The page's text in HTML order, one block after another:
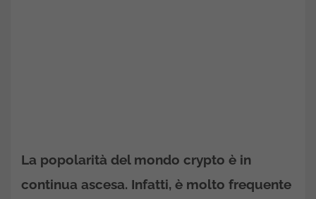
La popolarità del mondo crypto è in
continua ascesa. Infatti, è molto frequente